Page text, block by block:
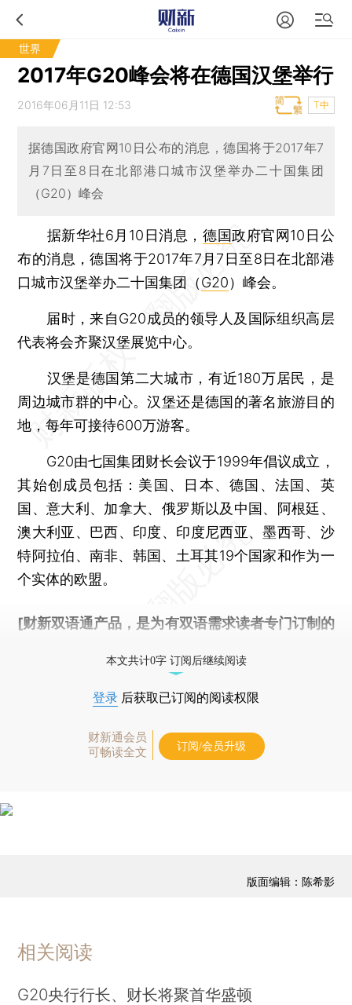
世界
2017年G20峰会将在德国汉堡举行
2016年06月11日 12:53 T中
据德国政府官网10日公布的消息，德国将于2017年7
月7日至8日在北部港口城市汉堡举办二十国集团
（G20）峰会
据新华社6月10日消息， 德国政府官网10日公
布的消息，德国将于2017年7月7日至8日在北部港
口城市汉堡举办二十国集团（G20）峰会。
届时，来自G20成员的领导人及国际组织高层
代表将会齐聚汉堡展览中心。
汉堡是德国第二大城市，有近180万居民，是
周边城市群的中心。汉堡还是德国的著名旅游目的
地，每年可接待600万游客。
G20由七国集团财长会议于1999年倡议成立，
其始创成员包括：美国、日本、德国、法国、英
国、意大利、加拿大、俄罗斯以及中国、阿根廷、
澳大利亚、巴西、印度、印度尼西亚、墨西哥、沙
特阿拉伯、南非、韩国、土耳其19个国家和作为一
个实体的欧盟。
[财新双语通产品，是为有双语需求读者专门订制的
本文共计0字 订阅后继续阅读
登录 后获取已订阅的阅读权限
财新通会员
可畅读全文
订阅/会员升级
版面编辑：陈希影
相关阅读
G20央行行长、财长将聚首华盛顿